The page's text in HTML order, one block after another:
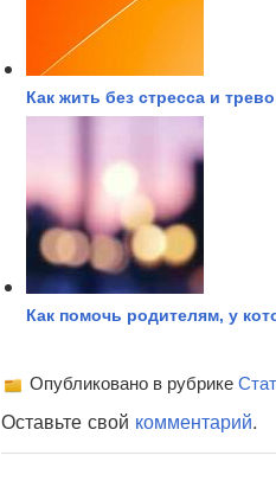
Как жить без стресса и
Как помочь родителям, у
Опубликовано в рубрике
Оставьте свой комментарий.